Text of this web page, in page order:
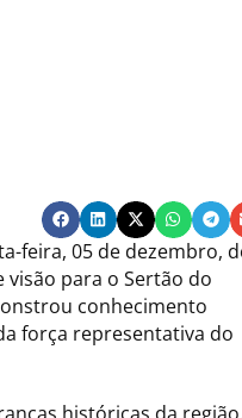
feira, 05 de dezembro,
visão para o Sertão do
conhecimento
força representativa do